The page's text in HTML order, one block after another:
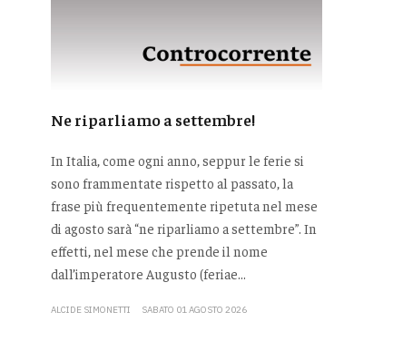
Ne riparliamo a settembre!
In Italia, come ogni anno, seppur le ferie si
sono frammentate rispetto al passato, la
frase più frequentemente ripetuta nel mese
di agosto sarà “ne riparliamo a settembre”. In
effetti, nel mese che prende il nome
dall’imperatore Augusto (feriae...
ALCIDE SIMONETTI SABATO 01 AGOSTO 2026